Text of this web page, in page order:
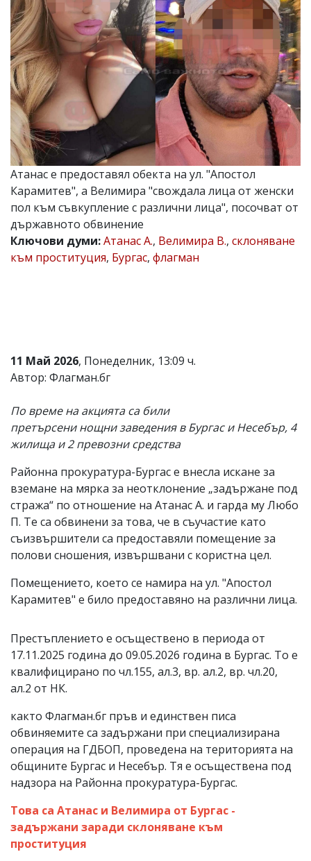
Управители:
Веселин
Василев,
email:
v.vasilev@flagman.bg
Катя
Касабова,
еmail:k.kassabova@flagman.bg
Главен
редактор:
Иван
Колев,
email:
office@flagman.bg
Коментарите
статиите
се
въвеждат
за
тях!
Ако
обиден
за
вас
коментар,
сигнализирайте
Атанас е предоставял обекта на ул. "Апостол
Карамитев", а Велимира "свождала лица от женски
пол към съвкупление с различни лица", посочват от
държавното обвинение
Ключови думи:Атанас А., Велимира В., склоняване
към проституция, Бургас, флагман
11 Май 2026, Понеделник, 13:09 ч.
Автор: Флагман.бг
По време на акцията са били
претърсени нощни заведения в Бургас и Несебър, 4
жилища и 2 превозни средства
Районна прокуратура-Бургас е внесла искане за
вземане на мярка за неотклонение „задържане под
стража“ по отношение на Атанас А. и гарда му Любо
П. Те са обвинени за това, че в съучастие като
съизвършители са предоставяли помещение за
полови сношения, извършвани с користна цел.
Помещението, което се намира на ул. "Апостол
Карамитев" е било предоставяно на различни лица.
Престъплението е осъществено в периода от
17.11.2025 година до 09.05.2026 година в Бургас. То е
квалифицирано по чл.155, ал.3, вр. ал.2, вр. чл.20,
ал.2 от НК.
както Флагман.бг пръв и единствен писа
обвиняемите са задържани при специализирана
операция на ГДБОП, проведена на територията на
общините Бургас и Несебър. Тя е осъществена под
надзора на Районна прокуратура-Бургас.
Това са Атанас и Велимира от Бургас -
задържани заради склоняване към
проституция